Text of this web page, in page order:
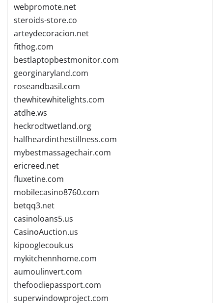
webpromote.net
steroids-store.co
arteydecoracion.net
fithog.com
bestlaptopbestmonitor.com
georginaryland.com
roseandbasil.com
thewhitewhitelights.com
atdhe.ws
heckrodtwetland.org
halfheardinthestillness.com
mybestmassagechair.com
ericreed.net
fluxetine.com
mobilecasino8760.com
betqq3.net
casinoloans5.us
CasinoAuction.us
kipooglecouk.us
mykitchennhome.com
aumoulinvert.com
thefoodiepassport.com
superwindowproject.com